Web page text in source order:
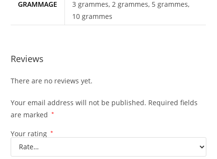
GRAMMAGE
3 grammes, 2 grammes, 5 grammes,
10 grammes
Reviews
There are no reviews yet.
Your email address will not be published. Required fields
are marked
*
Your rating *